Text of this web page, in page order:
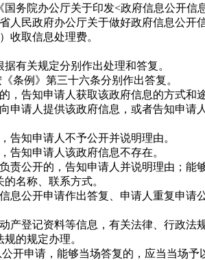
务院办公厅关于印发<政府信息公开信
人民政府办公厅关于做好政府信息公开
收取信息处理费。
有关规定分别作出处理和答复。
条例》第三十六条分别作出答复。
，告知申请人获取该政府信息的方式和途
申请人提供该政府信息，或者告知申请
告知申请人不予公开并说明理由。
告知申请人该政府信息不存在。
责公开的，告知申请人并说明理由；能
名称、联系方式。
息公开申请作出答复、申请人重复申请
产登记资料等信息，有关法律、行政法
的规定办理。
开申请，能够当场答复的，应当当场予